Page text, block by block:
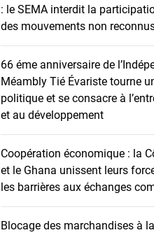
: le SEMA interdit la
des mouvements non
66 éme anniversaire de
Méambly Tié Évariste tourne
politique et se consacre à
et au développement
Coopération économique : la
et le Ghana unissent leurs
les barrières aux échanges
Blocage des marchandises à